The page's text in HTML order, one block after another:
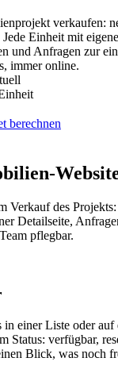
verkaufen:
Einheit mit
und Anfragen zur
immer online.
berechnen
Verkauf des
Detailseite,
pflegbar.
in einer Liste oder
Status: verfügbar,
Blick, was noch